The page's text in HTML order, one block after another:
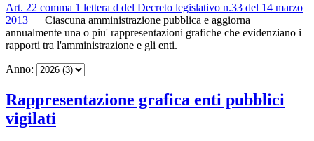
Art. 22 comma 1 lettera d del Decreto legislativo n.33 del 14 marzo
2013
Ciascuna amministrazione pubblica e aggiorna
annualmente una o piu' rappresentazioni grafiche che evidenziano i
rapporti tra l'amministrazione e gli enti.
Anno:
Rappresentazione grafica enti pubblici
vigilati